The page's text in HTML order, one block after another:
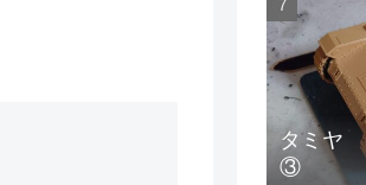
タミヤ
③